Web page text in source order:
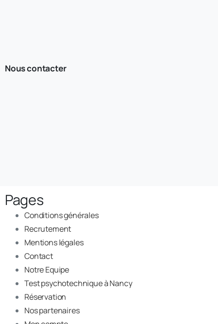
Nous contacter
Pages
Conditions générales
Recrutement
Mentions légales
Contact
Notre Equipe
Test psychotechnique à Nancy
Réservation
Nos partenaires